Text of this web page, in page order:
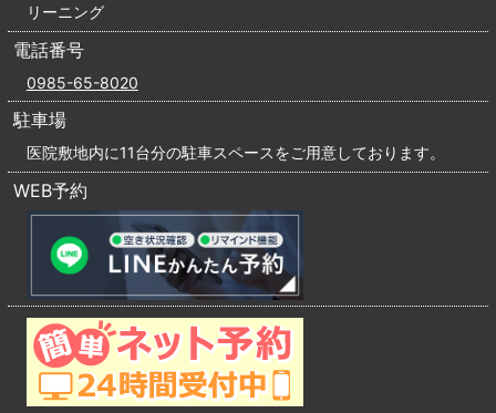
リーニング
電話番号
0985-65-8020
駐車場
医院敷地内に11台分の駐車スペースをご用意しております。
WEB予約